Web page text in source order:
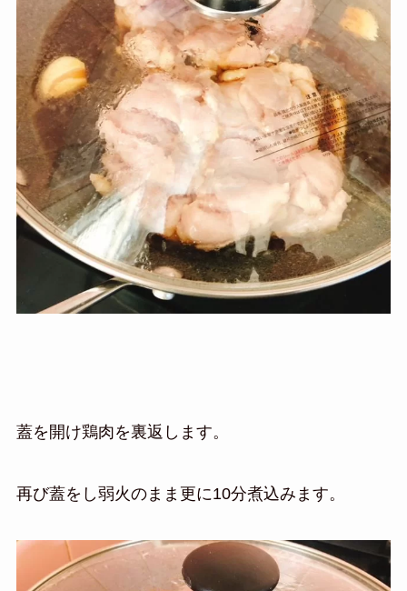
蓋を開け鶏肉を裏返します。
再び蓋をし弱火のまま更に10分煮込みます。